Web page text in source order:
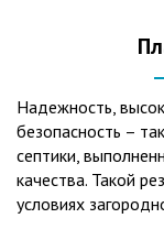
Надежность,
безопасность –
септики,
качества. Такой
условиях